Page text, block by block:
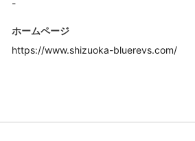
-
ホームページ
https://www.shizuoka-bluerevs.com/